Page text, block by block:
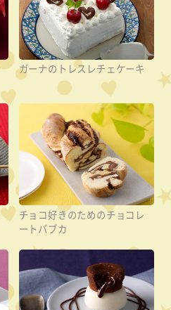
ガーナのトレスレチェケーキ
チョコ好きのためのチョコレ
ートバブカ